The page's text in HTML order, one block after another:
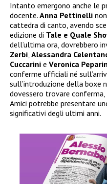
Intanto emergono anche le
docente. Anna Pettinelli
cattedra di canto, avendo
edizione di Tale e Quale
dell’ultima ora, dovrebbero
Zerbi, Alessandra
Cuccarini e Veronica
conferme ufficiali né
sull’introduzione della boxe
dovessero trovare
Amici potrebbe presentare
significativi degli ultimi anni.